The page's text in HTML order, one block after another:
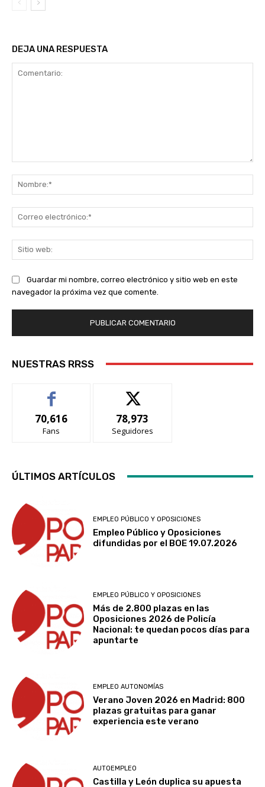
DEJA UNA RESPUESTA
Guardar mi nombre, correo electrónico y sitio web en este
navegador la próxima vez que comente.
NUESTRAS RRSS
70,616
Fans
78,973
Seguidores
ÚLTIMOS ARTÍCULOS
EMPLEO PÚBLICO Y OPOSICIONES
Empleo Público y Oposiciones
difundidas por el BOE 19.07.2026
EMPLEO PÚBLICO Y OPOSICIONES
Más de 2.800 plazas en las
Oposiciones 2026 de Policía
Nacional: te quedan pocos días para
apuntarte
EMPLEO AUTONOMÍAS
Verano Joven 2026 en Madrid: 800
plazas gratuitas para ganar
experiencia este verano
AUTOEMPLEO
Castilla y León duplica su apuesta